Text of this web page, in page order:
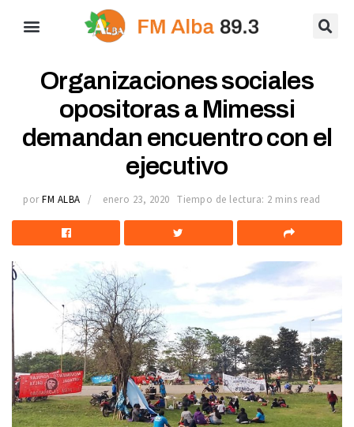
Organizaciones sociales
opositoras a Mimessi
demandan encuentro con el
ejecutivo
por FM ALBA enero 23, 2020 Tiempo de lectura: 2 mins read